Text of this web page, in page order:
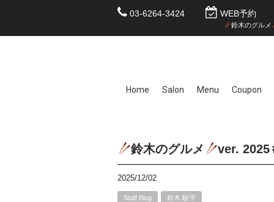
03-6264-3424 WEB予約
鈴木のグルメ
Home Salon Menu Coupon
鈴木のグルメ ver. 2025
2025/12/02
Staff Blog 鈴木 駿平